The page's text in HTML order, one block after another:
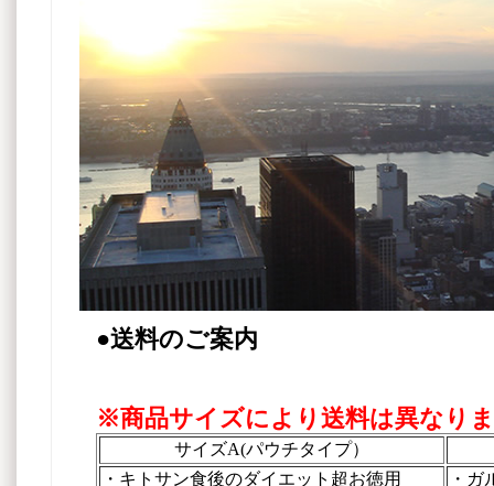
●送料のご案内
※商品サイズにより送料は異なり
サイズA(パウチタイプ）
・キトサン食後のダイエット超お徳用
・